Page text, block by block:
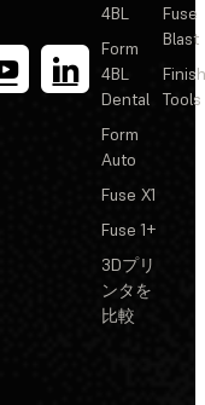
4BL
Form
4BL
Dental
Form
Auto
Fuse X1
Fuse 1+
3Dプリ
ンタを
比較
Fuse
Blast
Tools